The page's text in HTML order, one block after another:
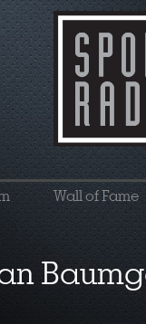
Wall of Fame